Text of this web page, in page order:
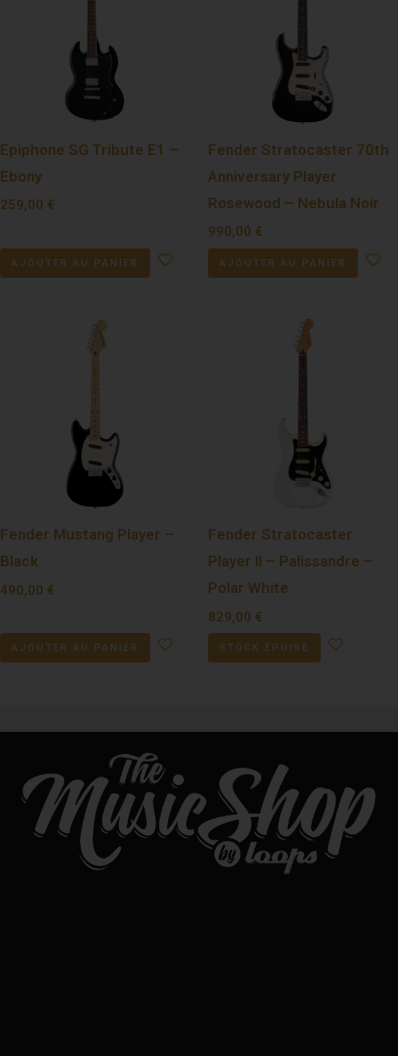
Epiphone SG Tribute E1 –
Ebony
259,00 €
AJOUTER AU PANIER
Fender Stratocaster 70th
Anniversary Player
Rosewood – Nebula Noir
990,00 €
AJOUTER AU PANIER
Fender Mustang Player –
Black
490,00 €
AJOUTER AU PANIER
Fender Stratocaster
Player II – Palissandre –
Polar White
829,00 €
STOCK ÉPUISÉ